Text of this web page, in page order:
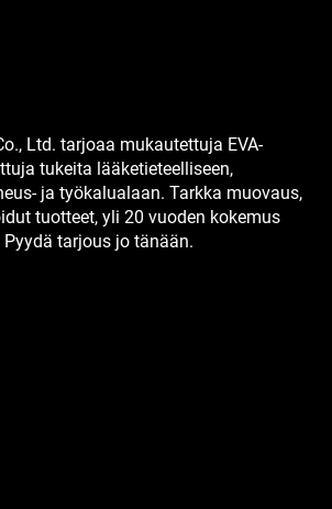
Ltd. tarjoaa mukautettuja EVA-
tukeita lääketieteelliseen,
ja työkalualaan. Tarkka muovaus,
tuotteet, yli 20 vuoden kokemus
tarjous jo tänään.